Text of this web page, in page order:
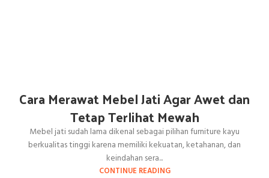
Cara Merawat Mebel Jati Agar Awet dan
Tetap Terlihat Mewah
Mebel jati sudah lama dikenal sebagai pilihan furniture kayu
berkualitas tinggi karena memiliki kekuatan, ketahanan, dan
keindahan sera...
CONTINUE READING